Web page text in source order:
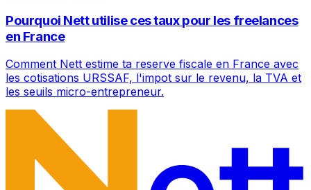
Pourquoi Nett utilise ces taux pour les freelances
en France
Comment Nett estime ta reserve fiscale en France avec
les cotisations URSSAF, l'impot sur le revenu, la TVA et
les seuils micro-entrepreneur.